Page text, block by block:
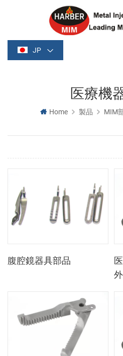
JP
医療機
Home 製品 MIM
腹腔鏡器具部品